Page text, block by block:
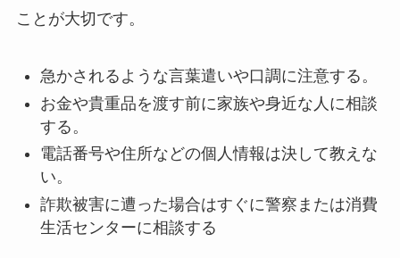
ことが大切です。
急かされるような言葉遣いや口調に注意する。
お金や貴重品を渡す前に家族や身近な人に相談
する。
電話番号や住所などの個人情報は決して教えな
い。
詐欺被害に遭った場合はすぐに警察または消費
生活センターに相談する